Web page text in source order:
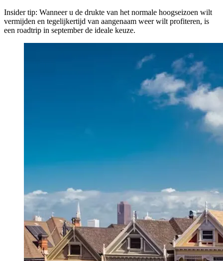
Insider tip: Wanneer u de drukte van het normale hoogseizoen wilt
vermijden en tegelijkertijd van aangenaam weer wilt profiteren, is
een roadtrip in september de ideale keuze.